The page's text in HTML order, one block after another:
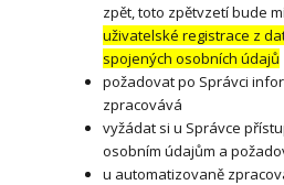
zpět, toto zpětvzetí bude
uživatelské registrace z
spojených osobních údajů
požadovat po Správci
zpracovává
vyžádat si u Správce
osobním údajům a
u automatizovaně